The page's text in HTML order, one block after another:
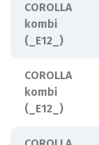
COROLLA
kombi
(_E12_)
COROLLA
kombi
(_E12_)